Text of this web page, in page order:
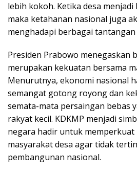
lebih kokoh. Ketika desa
maka ketahanan nasional juga
menghadapi berbagai tantangan
Presiden Prabowo menegaskan
merupakan kekuatan bersama
Menurutnya, ekonomi nasional
semangat gotong royong dan
semata-mata persaingan bebas
rakyat kecil. KDKMP menjadi
negara hadir untuk memperkuat
masyarakat desa agar tidak
pembangunan nasional.